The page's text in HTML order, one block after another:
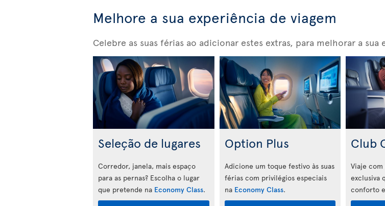
Melhore a sua experiência de viagem
Celebre as suas férias ao adicionar estes extras, para melhorar a sua
Seleção de lugares
Corredor, janela, mais espaço
para as pernas? Escolha o lugar
que pretende na Economy Class.
Option Plus
Adicione um toque festivo às suas
férias com privilégios especiais
na Economy Class.
Club
Viaje
exclusiva
conforto